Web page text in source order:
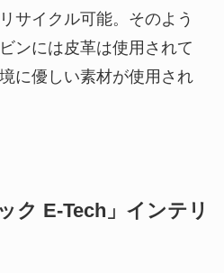
サイクル可能。そのよう
ンには皮革は使用されて
に優しい素材が使用され
ク E-Tech」インテリ